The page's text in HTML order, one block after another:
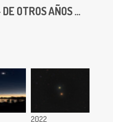
OTROS AÑOS ...
2022